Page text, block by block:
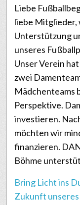
Liebe
liebe Mitglieder,
Unterstützung
unseres
Unser Verein
zwei
Mädchenteams
Perspektive.
investieren.
möchten wir
finanzieren.
Böhme
Bring Licht ins
Zukunft